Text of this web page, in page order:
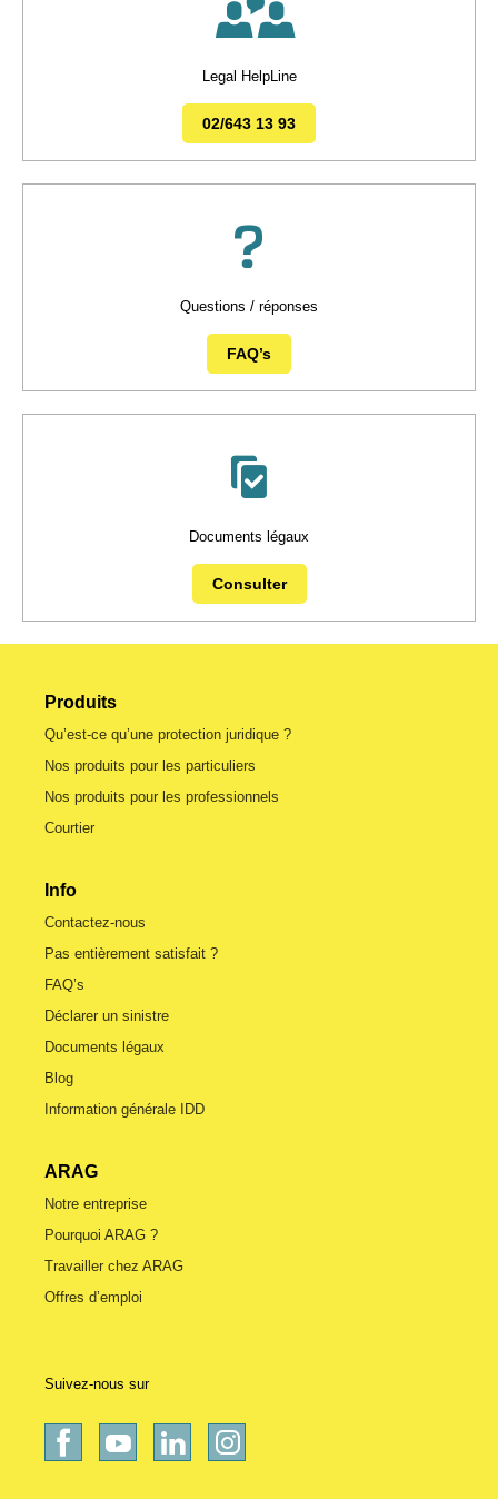
Legal HelpLine
02/643 13 93
Questions / réponses
FAQ’s
Documents légaux
Consulter
Produits
Qu’est-ce qu’une protection juridique ?
Nos produits pour les particuliers
Nos produits pour les professionnels
Courtier
Info
Contactez-nous
Pas entièrement satisfait ?
FAQ’s
Déclarer un sinistre
Documents légaux
Blog
Information générale IDD
ARAG
Notre entreprise
Pourquoi ARAG ?
Travailler chez ARAG
Offres d’emploi
Suivez-nous sur